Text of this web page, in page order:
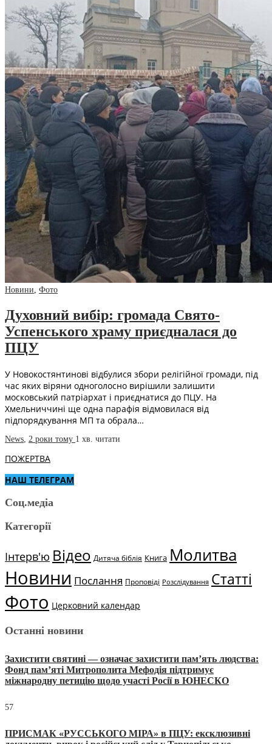
Новини, Фото
Духовний вибір: громада Свято-
Успенського храму приєдналася до
ПЦУ
У Новокостянтинові відбулися збори релігійної громади, під
час яких віряни одноголосно вирішили залишити
московський патріархат і приєднатися до ПЦУ. На
Хмельниччині ще одна парафія відмовилася від
підпорядкування МП та обрала…
News, 2 роки тому 1 хв. читати
ПОЖЕРТВА
НАШ ТЕЛЕГРАМ
Соц.медіа
Категорії
Інтерв'ю Відео Дитяча біблія Книга Молитва
Новини Послання Проповіді Розслідування Статті
Фото Церковний календар
Останні новини
Захистити святині — означає захистити пам’ять людства:
Фонд пам’яті Митрополита Мефодія підтримує
міжнародну петицію щодо участі Росії в ЮНЕСКО
57
ПРИСМАК «РУССЬКОГО МІРА» в ПЦУ: ексклюзивні